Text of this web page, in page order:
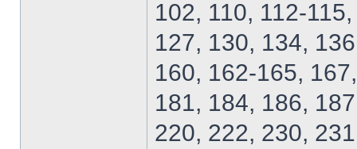
102, 110, 112-
127, 130, 134,
160, 162-165,
181, 184, 186,
220, 222, 230,